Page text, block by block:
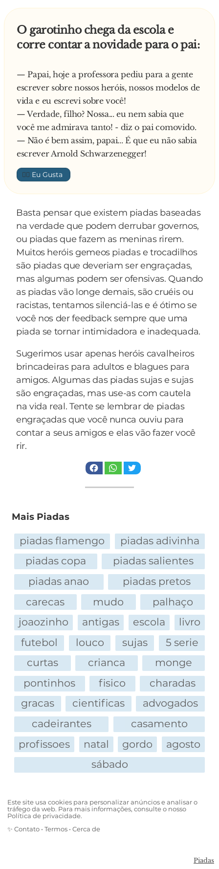
diz:
Que história é essa de bancar o herói e ser
contaminado pelo HIV?
responde:
- Tudo bem, gente! Não se preocupem... Eu uso
c**...!
O garotinho chega da escola e
corre contar a novidade para o pai:
— Papai, hoje a professora pediu para a gente
escrever sobre nossos heróis, nossos modelos de
vida e eu escrevi sobre você!
— Verdade, filho? Nossa... eu nem sabia que
você me admirava tanto! - diz o pai comovido.
— Não é bem assim, papai... É que eu não sabia
escrever Arnold Schwarzenegger!
👍🏼
Basta pensar que existem piadas baseadas
na verdade que podem derrubar governos,
ou piadas que fazem as meninas rirem.
Muitos heróis gemeos piadas e trocadilhos
são piadas que deveriam ser engraçadas,
mas algumas podem ser ofensivas. Quando
as piadas vão longe demais, são cruéis ou
racistas, tentamos silenciá-las e é ótimo se
você nos der feedback sempre que uma
piada se tornar intimidadora e inadequada.
Sugerimos usar apenas heróis cavalheiros
brincadeiras para adultos e blagues para
amigos. Algumas das piadas sujas e sujas
são engraçadas, mas use-as com cautela
na vida real. Tente se lembrar de piadas
engraçadas que você nunca ouviu para
contar a seus amigos e elas vão fazer você
rir.
Mais Piadas
piadas flamengo
piadas adivinha
piadas copa
piadas salientes
piadas anao
piadas pretos
carecas
mudo
palhaço
joaozinho
antigas escola
livro
futebol
louco sujas
5 serie
curtas
crianca
monge
pontinhos
fisico
charadas
gracas
cientificas
advogados
cadeirantes
casamento
profissoes
natal gordo
agosto
sábado
Piadas
Este site usa cookies para personalizar anúncios e analisar o
tráfego da web. Para mais informações, consulte o nosso
Política de privacidade.
✨ Contato • Termos • Cerca de